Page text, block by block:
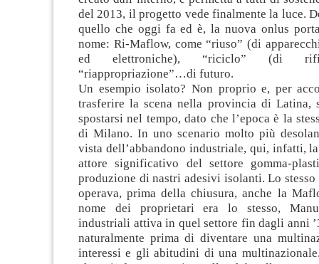
del 2013, il progetto vede finalmente la luce.
quello che oggi fa ed è, la nuova onlus
nome: Ri-Maflow, come “riuso” (di
ed elettroniche), “riciclo” (di
“riappropriazione”…di futuro.
Un esempio isolato? Non proprio e, per
trasferire la scena nella provincia di Latina,
spostarsi nel tempo, dato che l’epoca è la
di Milano. In uno scenario molto più
vista dell’abbandono industriale, qui, infatti,
attore significativo del settore gomma-
produzione di nastri adesivi isolanti. Lo
operava, prima della chiusura, anche la
nome dei proprietari era lo stesso,
industriali attiva in quel settore fin dagli anni
naturalmente prima di diventare una
interessi e gli abitudini di una